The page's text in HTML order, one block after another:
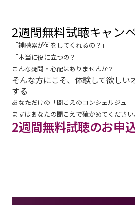
2週間無料試聴キャン
「補聴器が何をしてくれるの？」
「本当に役に立つの？」
こんな疑問・心配はありませんか？
そんな方にこそ、体験して欲しい
する
あなただけの「聞こえのコンシェルジュ」
まずはあなたの聞こえで確かめてください。
2週間無料試聴のお申